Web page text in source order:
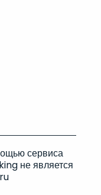
сервиса
не является